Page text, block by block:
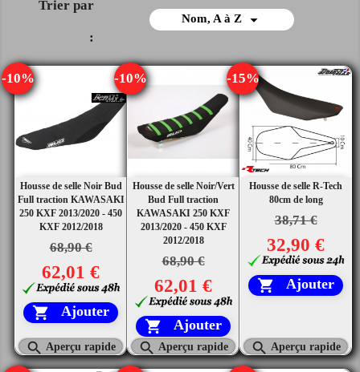
Trier par
:
Nom, A à Z 
Housse de selle Noir Bud
Full traction KAWASAKI
250 KXF 2013/2020 - 450
KXF 2012/2018
68,90 €
-10%
62,01 €
 Ajouter
 Aperçu rapide
Housse de selle Noir/Vert
Bud Full traction
KAWASAKI 250 KXF
2013/2020 - 450 KXF
2012/2018
68,90 €
-10%
62,01 €
 Ajouter
 Aperçu rapide
Housse de selle R-Tech
80cm de long
38,71 €
-15%
32,90 €
 Ajouter
 Aperçu rapide